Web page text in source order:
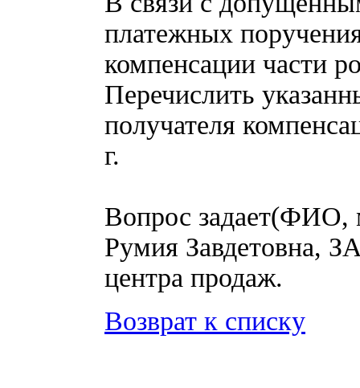
платежных
компенсации части
Перечислить
получателя
г.
Вопрос задает(ФИО,
Румия Завдетовна,
центра продаж.
Возврат к списку